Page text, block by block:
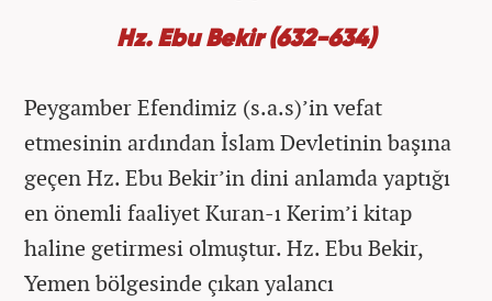
Hz. Ebu Bekir (632-634)
Peygamber Efendimiz (s.a.s)’in vefat
etmesinin ardından İslam Devletinin başına
geçen Hz. Ebu Bekir’in dini anlamda yaptığı
en önemli faaliyet Kuran-ı Kerim’i kitap
haline getirmesi olmuştur. Hz. Ebu Bekir,
Yemen bölgesinde çıkan yalancı